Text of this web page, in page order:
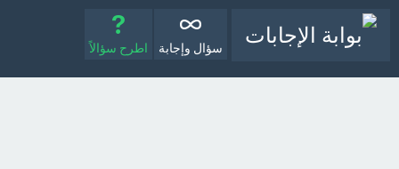
سؤال وإجابة اطرح سؤالاً